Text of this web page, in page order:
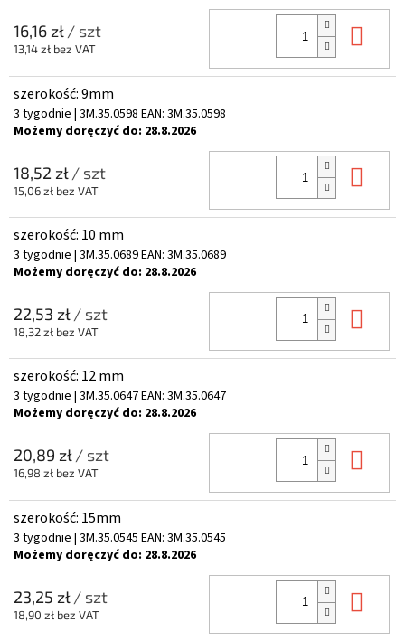
16,16 zł/ szt
13,14 zł bez VAT
szerokość: 9mm
3 tygodnie | 3M.35.0598 EAN: 3M.35.0598
Możemy doręczyć do: 28.8.2026
18,52 zł/ szt
15,06 zł bez VAT
szerokość: 10 mm
3 tygodnie | 3M.35.0689EAN: 3M.35.0689
Możemy doręczyć do: 28.8.2026
22,53 zł/ szt
18,32 zł bez VAT
szerokość: 12 mm
3 tygodnie | 3M.35.0647EAN: 3M.35.0647
Możemy doręczyć do: 28.8.2026
20,89 zł/ szt
16,98 zł bez VAT
szerokość: 15mm
3 tygodnie | 3M.35.0545 EAN: 3M.35.0545
Możemy doręczyć do: 28.8.2026
23,25 zł/ szt
18,90 zł bez VAT